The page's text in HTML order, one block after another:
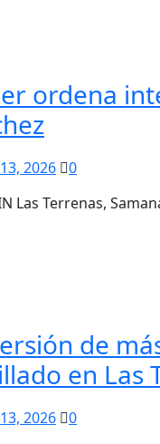
ordena
2026
0
Las Terrenas,
de
en Las
2026
0